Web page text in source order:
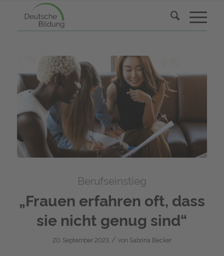
Berufseinstieg
„Frauen erfahren oft, dass
sie nicht genug sind“
20. September 2023 / von Sabrina Becker